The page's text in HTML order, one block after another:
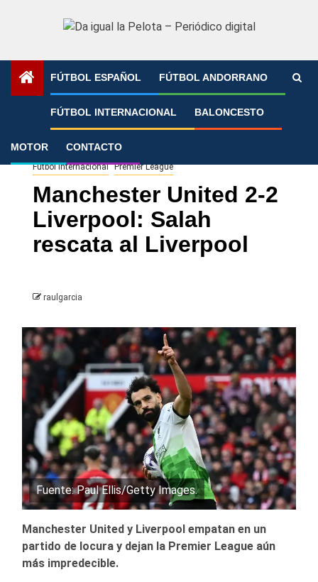
FÚTBOL ESPAÑOL FÚTBOL ANDORRANO
FÚTBOL INTERNACIONAL BALONCESTO
MOTOR CONTACTO
»
Fútbol Internacional Premier League
Manchester United 2-2
Liverpool: Salah
rescata al Liverpool
raulgarcia
Fuente: Paul Ellis/Getty Images.
Manchester United y Liverpool empatan en un
partido de locura y dejan la Premier League aún
más impredecible.